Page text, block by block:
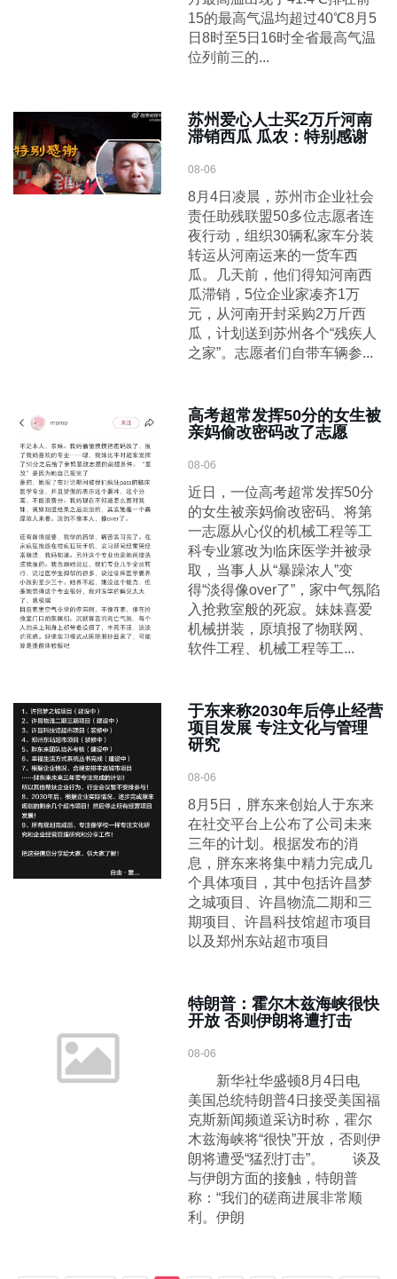
15的最高气温均超过40℃8月5
日8时至5日16时全省最高气温
位列前三的...
苏州爱心人士买2万斤河南
滞销西瓜 瓜农：特别感谢
08-06
8月4日凌晨，苏州市企业社会
责任助残联盟50多位志愿者连
夜行动，组织30辆私家车分装
转运从河南运来的一货车西
瓜。几天前，他们得知河南西
瓜滞销，5位企业家凑齐1万
元，从河南开封采购2万斤西
瓜，计划送到苏州各个“残疾人
之家”。志愿者们自带车辆参...
高考超常发挥50分的女生被
亲妈偷改密码改了志愿
08-06
近日，一位高考超常发挥50分
的女生被亲妈偷改密码、将第
一志愿从心仪的机械工程等工
科专业篡改为临床医学并被录
取，当事人从“暴躁浓人”变
得“淡得像over了”，家中气氛陷
入抢救室般的死寂。妹妹喜爱
机械拼装，原填报了物联网、
软件工程、机械工程等工...
于东来称2030年后停止经营
项目发展 专注文化与管理
研究
08-06
8月5日，胖东来创始人于东来
在社交平台上公布了公司未来
三年的计划。根据发布的消
息，胖东来将集中精力完成几
个具体项目，其中包括许昌梦
之城项目、许昌物流二期和三
期项目、许昌科技馆超市项目
以及郑州东站超市项目
特朗普：霍尔木兹海峡很快
开放 否则伊朗将遭打击
08-06
新华社华盛顿8月4日电
美国总统特朗普4日接受美国福
克斯新闻频道采访时称，霍尔
木兹海峡将“很快”开放，否则伊
朗将遭受“猛烈打击”。 谈及
与伊朗方面的接触，特朗普
称：“我们的磋商进展非常顺
利。伊朗